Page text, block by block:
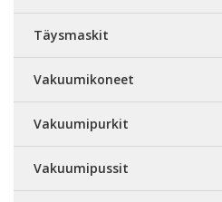
Täysmaskit
Vakuumikoneet
Vakuumipurkit
Vakuumipussit